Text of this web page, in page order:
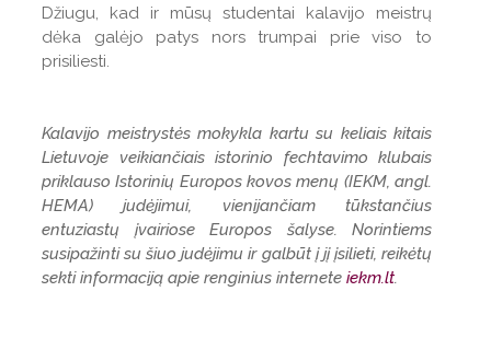
Džiugu, kad ir mūsų studentai kalavijo meistrų
dėka galėjo patys nors trumpai prie viso to
prisiliesti.
Kalavijo meistrystės mokykla kartu su keliais kitais
Lietuvoje veikiančiais istorinio fechtavimo klubais
priklauso Istorinių Europos kovos menų (IEKM, angl.
HEMA) judėjimui, vienijančiam tūkstančius
entuziastų įvairiose Europos šalyse. Norintiems
susipažinti su šiuo judėjimu ir galbūt į jį įsilieti, reikėtų
sekti informaciją apie renginius internete iekm.lt